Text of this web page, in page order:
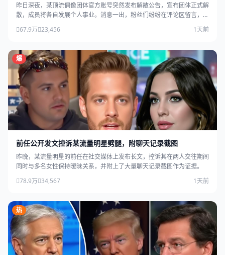
昨日深夜，某顶流偶像团体官方账号突然发布解散公告，宣布团体正式解
散，成员将各自发展个人事业。消息一出，粉丝们纷纷在评论区留言，场
67.9万 23,456 1天前
爆
前任公开发文控诉某流量明星劈腿，附聊天记录截图
昨晚，某流量明星的前任在社交媒体上发布长文，控诉其在两人交往期间
同时与多名女性保持暧昧关系，并附上了大量聊天记录截图作为证据。
78.9万 34,567 1天前
热